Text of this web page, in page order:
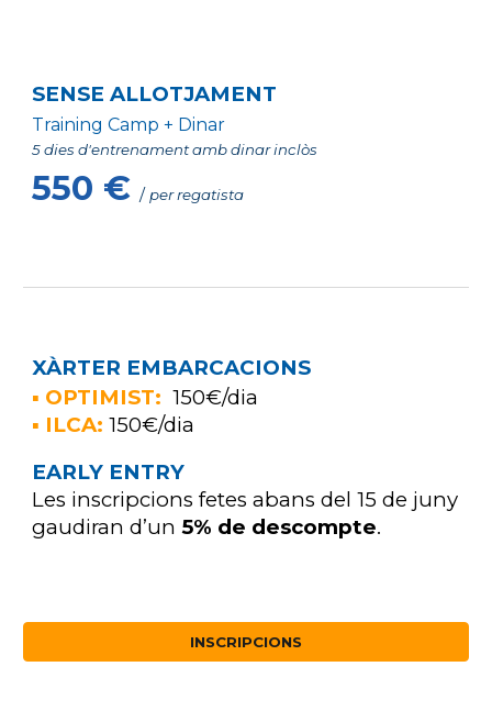
SENSE ALLOTJAMENT
Training Camp + Dinar
5dies d'entrenament amb dinar inclòs
550 € /perregatista
XÀRTER EMBARCACIONS
▪ OPTIMIST: 150€/dia
▪ ILCA:150€/dia
EARLY ENTRY
Les inscripcions fetes abans del 15 de juny
gaudiran d’un5% de descompte.
INSCRIPCIONS